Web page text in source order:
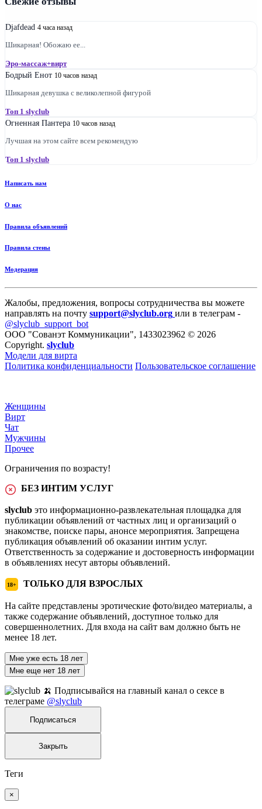
Djafdead 4 часа назад
Шикарная! Обожаю ее...
Эро-массаж+вирт
Бодрый Енот 10 часов назад
Шикарная девушка с великолепной фигурой
Топ 1 slyclub
Огненная Пантера 10 часов назад
Лучшая на этом сайте всем рекомендую
Топ 1 slyclub
Написать нам
О нас
Правила объявлений
Правила стены
Модерация
Жалобы, предложения, вопросы сотрудничества вы можете
направлять на почту support@slyclub.org или в телеграм -
@slyclub_support_bot
ООО "Сованэт Коммуникации", 1433023962 © 2026
Copyright. slyclub
Модели для вирта
Политика конфиденциальности Пользовательское соглашение
Женщины
Вирт
Чат
Мужчины
Прочее
Ограничения по возрасту!
БЕЗ ИНТИМ УСЛУГ
slyclub это информационно-развлекательная площадка для
публикации объявлений от частных лиц и организаций о
знакомстве, поиске пары, анонсе мероприятия. Запрещена
публикация объявлений об оказании интим услуг.
Ответственность за содержание и достоверность информации
в объявлениях несут авторы объявлений.
18+ ТОЛЬКО ДЛЯ ВЗРОСЛЫХ
На сайте представлены эротические фото/видео материалы, а
также содержание объявлений, доступное только для
совершеннолетних. Для входа на сайт вам должно быть не
менее 18 лет.
Мне уже есть 18 лет
Мне еще нет 18 лет
🍌 Подписывайся на главный канал о сексе в
телеграме @slyclub
Подписаться
Закрыть
Теги
×